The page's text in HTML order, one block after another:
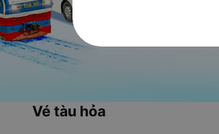
Vé tàu hỏa